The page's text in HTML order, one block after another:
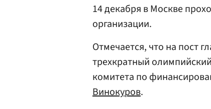
14 декабря в Москве
организации.
Отмечается, что на пост
трехкратный
комитета по
Винокуров.